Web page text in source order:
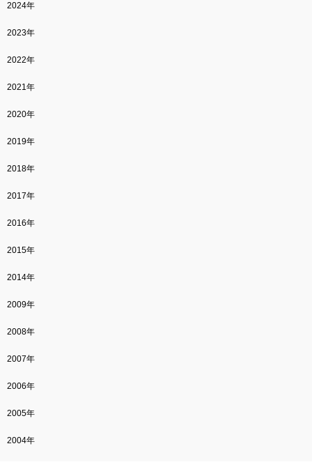
2024年
2023年
2022年
2021年
2020年
2019年
2018年
2017年
2016年
2015年
2014年
2009年
2008年
2007年
2006年
2005年
2004年